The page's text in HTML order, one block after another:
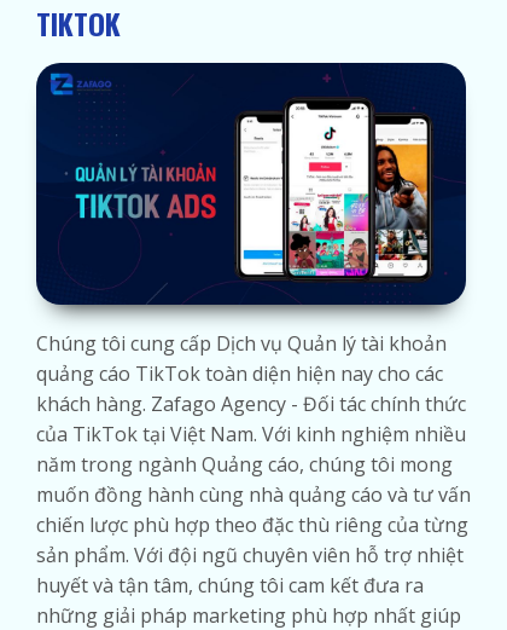
TIKTOK
Chúng tôi cung cấp Dịch vụ Quản lý tài khoản
quảng cáo TikTok toàn diện hiện nay cho các
khách hàng. Zafago Agency - Đối tác chính thức
của TikTok tại Việt Nam. Với kinh nghiệm nhiều
năm trong ngành Quảng cáo, chúng tôi mong
muốn đồng hành cùng nhà quảng cáo và tư vấn
chiến lược phù hợp theo đặc thù riêng của từng
sản phẩm. Với đội ngũ chuyên viên hỗ trợ nhiệt
huyết và tận tâm, chúng tôi cam kết đưa ra
những giải pháp marketing phù hợp nhất giúp